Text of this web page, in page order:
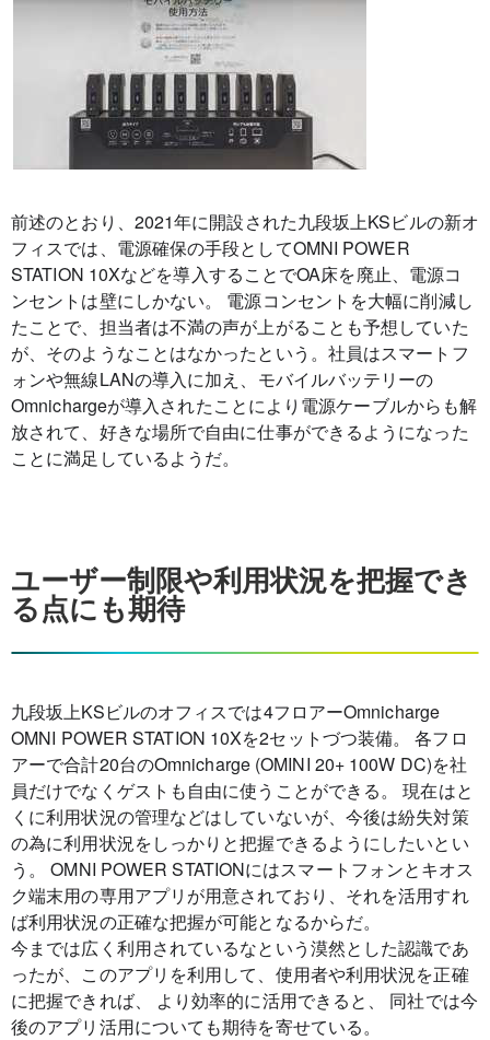
前述のとおり、2021年に開設された九段坂上KSビルの新オ
フィスでは、電源確保の手段としてOMNI POWER
STATION 10Xなどを導入することでOA床を廃止、電源コ
ンセントは壁にしかない。 電源コンセントを大幅に削減し
たことで、担当者は不満の声が上がることも予想していた
が、そのようなことはなかったという。社員はスマートフ
ォンや無線LANの導入に加え、モバイルバッテリーの
Omnichargeが導入されたことにより電源ケーブルからも解
放されて、好きな場所で自由に仕事ができるようになった
ことに満足しているようだ。
ユーザー制限や利用状況を把握でき
る点にも期待
九段坂上KSビルのオフィスでは4フロアーOmnicharge
OMNI POWER STATION 10Xを2セットづつ装備。 各フロ
アーで合計20台のOmnicharge (OMINI 20+ 100W DC)を社
員だけでなくゲストも自由に使うことができる。 現在はと
くに利用状況の管理などはしていないが、今後は紛失対策
の為に利用状況をしっかりと把握できるようにしたいとい
う。 OMNI POWER STATIONにはスマートフォンとキオス
ク端末用の専用アプリが用意されており、それを活用すれ
ば利用状況の正確な把握が可能となるからだ。
今までは広く利用されているなという漠然とした認識であ
ったが、このアプリを利用して、使用者や利用状況を正確
に把握できれば、 より効率的に活用できると、 同社では今
後のアプリ活用についても期待を寄せている。